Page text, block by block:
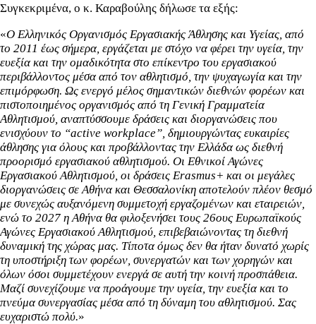
Συγκεκριμένα, ο κ. Καραβούλης δήλωσε τα εξής:
«Ο Ελληνικός Οργανισμός Εργασιακής Άθλησης και Υγείας, από
το 2011 έως σήμερα, εργάζεται με στόχο να φέρει την υγεία, την
ευεξία και την ομαδικότητα στο επίκεντρο του εργασιακού
περιβάλλοντος μέσα από τον αθλητισμό, την ψυχαγωγία και την
επιμόρφωση. Ως ενεργό μέλος σημαντικών διεθνών φορέων και
πιστοποιημένος οργανισμός από τη Γενική Γραμματεία
Αθλητισμού, αναπτύσσουμε δράσεις και διοργανώσεις που
ενισχύουν το “active workplace”, δημιουργώντας ευκαιρίες
άθλησης για όλους και προβάλλοντας την Ελλάδα ως διεθνή
προορισμό εργασιακού αθλητισμού. Οι Εθνικοί Αγώνες
Εργασιακού Αθλητισμού, οι δράσεις Erasmus+ και οι μεγάλες
διοργανώσεις σε Αθήνα και Θεσσαλονίκη αποτελούν πλέον θεσμό
με συνεχώς αυξανόμενη συμμετοχή εργαζομένων και εταιρειών,
ενώ το 2027 η Αθήνα θα φιλοξενήσει τους 26ους Ευρωπαϊκούς
Αγώνες Εργασιακού Αθλητισμού, επιβεβαιώνοντας τη διεθνή
δυναμική της χώρας μας. Τίποτα όμως δεν θα ήταν δυνατό χωρίς
τη υποστήριξη των φορέων, συνεργατών και των χορηγών και
όλων όσοι συμμετέχουν ενεργά σε αυτή την κοινή προσπάθεια.
Μαζί συνεχίζουμε να προάγουμε την υγεία, την ευεξία και το
πνεύμα συνεργασίας μέσα από τη δύναμη του αθλητισμού. Σας
ευχαριστώ πολύ.»